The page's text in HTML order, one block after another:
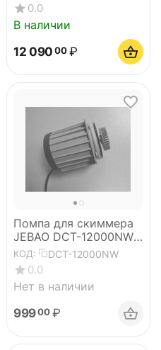
0.0
В наличии
12 090 00 ₽
Помпа для скиммера
JEBAO DCT-12000NW
(с игольчатым
ротором)
КОД: DCT-12000NW
0.0
Нет в наличии
99900 ₽